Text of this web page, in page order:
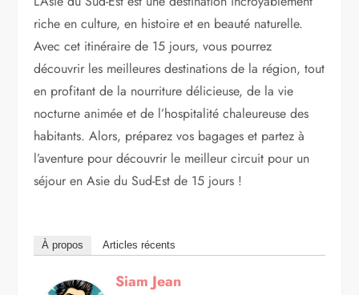
riche en culture, en histoire et en beauté naturelle.
Avec cet itinéraire de 15 jours, vous pourrez
découvrir les meilleures destinations de la région, tout
en profitant de la nourriture délicieuse, de la vie
nocturne animée et de l’hospitalité chaleureuse des
habitants. Alors, préparez vos bagages et partez à
l’aventure pour découvrir le meilleur circuit pour un
séjour en Asie du Sud-Est de 15 jours !
À propos Articles récents
Siam Jean